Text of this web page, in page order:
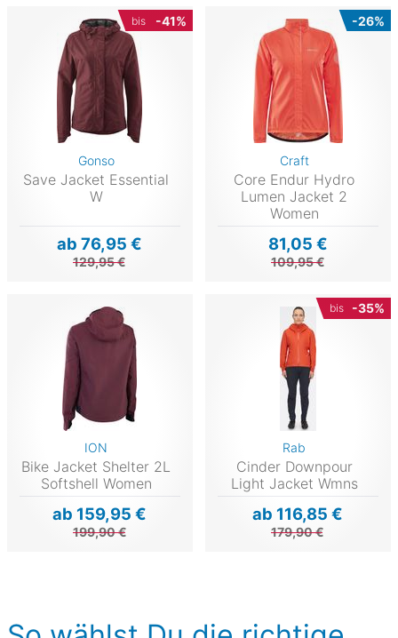
bis -41%
Gonso
Save Jacket Essential
W
ab 76,95 €
129,95 €
-26%
Craft
Core Endur Hydro
Lumen Jacket 2
Women
81,05 €
109,95 €
ION
Bike Jacket Shelter 2L
Softshell Women
ab 159,95 €
199,90 €
bis -35%
Rab
Cinder Downpour
Light Jacket Wmns
ab 116,85 €
179,90 €